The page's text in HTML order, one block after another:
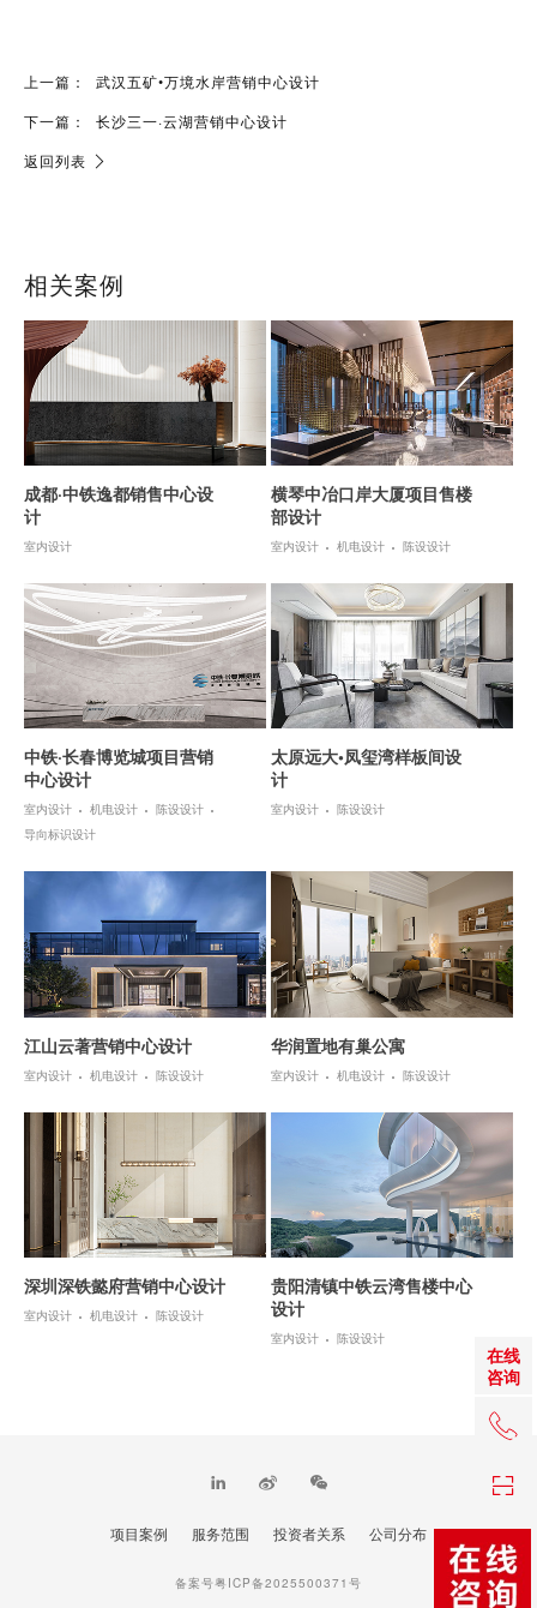
在线
咨询
+86
TOP
上一篇：
武汉五矿•万境水岸营销中心设计
下一篇：
长沙三一·云湖营销中心设计
返回列表
相关案例
成都·中铁逸都销售中心设
计
室内设计
横琴中冶口岸大厦项目售楼
部设计
室内设计 机电设计 陈设设计
中铁·长春博览城项目营销
中心设计
室内设计 机电设计
陈设设计
导向标识设计
太原远大•凤玺湾样板间设
计
室内设计 陈设设计
江山云著营销中心设计
室内设计 机电设计 陈设设计
华润置地有巢公寓
室内设计 机电设计 陈设设计
深圳深铁懿府营销中心设计
室内设计 机电设计 陈设设计
贵阳清镇中铁云湾售楼中心
设计
室内设计 陈设设计
项目案例 服务范围 投资者关系 公司分布
备案号粤ICP备2025500371号